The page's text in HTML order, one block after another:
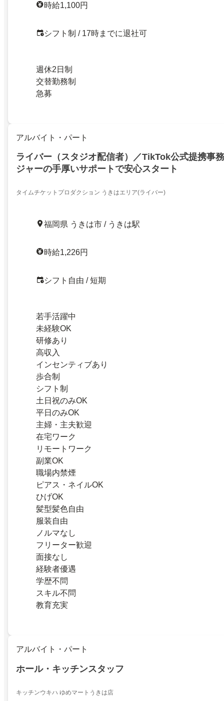
時給1,100円
シフト制 / 17時までに退社可
週休2日制
交替勤務制
急募
アルバイト・パート
ライバー（スタジオ配信者）／TikTok公式提携事
ジャーの手厚いサポートで安心スタート
タイムチケットプロダクション うきはエリア(ライバー)
福岡県 うきは市 / うきは駅
時給1,226円
シフト自由 / 短期
若手活躍中
未経験OK
研修あり
高収入
インセンティブあり
歩合制
シフト制
土日祝のみOK
平日のみOK
主婦・主夫歓迎
在宅ワーク
リモートワーク
副業OK
職場内禁煙
ピアス・ネイルOK
ひげOK
髪型髪色自由
服装自由
ノルマなし
フリーター歓迎
面接なし
経験者優遇
学歴不問
スキル不問
教育充実
アルバイト・パート
ホール・キッチンスタッフ
キッチンウキハ ゆめマートうきは店